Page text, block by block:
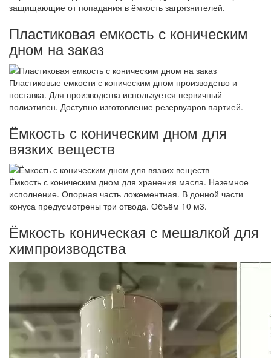
защищающие от попадания в ёмкость загрязнителей.
Пластиковая емкость с коническим
дном на заказ
Пластиковые емкости с коническим дном производство и
поставка. Для производства используется первичный
полиэтилен. Доступно изготовление резервуаров партией.
Ёмкость с коническим дном для
вязких веществ
Ёмкость с коническим дном для хранения масла. Наземное
исполнение. Опорная часть ложементная. В донной части
конуса предусмотрены три отвода. Объём 10 м3.
Ёмкость коническая с мешалкой для
химпроизводства